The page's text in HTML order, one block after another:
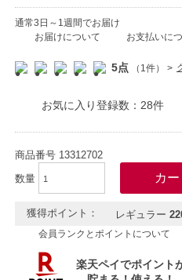
通常3日～1週間でお届け
お届けについて
お支払いに
5点 （1件）
お気に入り登録数：28件
商品番号 13312702
数量
獲得ポイント： レギュラー
会員ランクとポイントについて